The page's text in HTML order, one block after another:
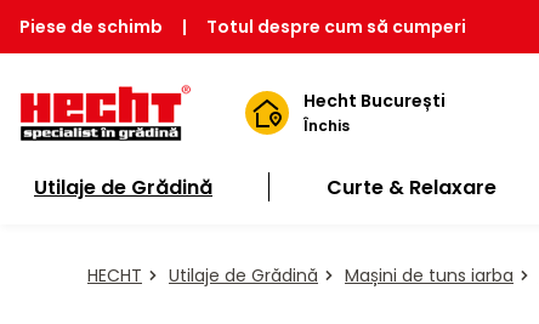
Piese de schimb | Totul despre cum să cumperi
Hecht București
Închis
Utilaje de Grădină Curte & Relaxare
HECHT Utilaje de Grădină Mașini de tuns iarba